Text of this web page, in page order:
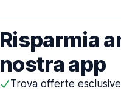
Risparmia
nostra app
Trova offerte esclusive